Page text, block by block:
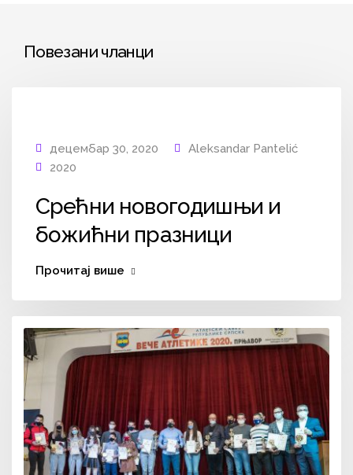
Повезани чланци
децембар 30, 2020
Aleksandar Pantelić
2020
Срећни новогодишњи и
божићни празници
Прочитај више